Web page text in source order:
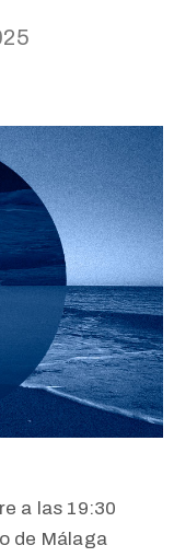
a las 19:30
de Málaga